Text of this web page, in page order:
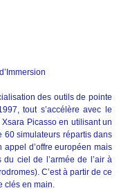
des outils de pointe
tout s’accélère avec le
Picasso en utilisant un
60 simulateurs répartis dans
d’offre européen mais
ciel de l’armée de l’air à
C’est à partir de ce
clés en main.